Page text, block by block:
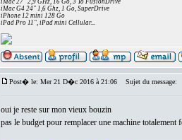
iMac 27" 2,9 GHz, 16 Go, 3 To FusionDrive
iMac G4 24" 1,6 Ghz, 1 Go, SuperDrive
iPhone 12 mini 128 Go
iPad Pro 11", iPad mini Cellular...
Post� le: Mer 21 D�c 2016 à 21:06 Sujet du message:
oui je reste sur mon vieux bouzin
pas le budget pour remplacer une machine totalement